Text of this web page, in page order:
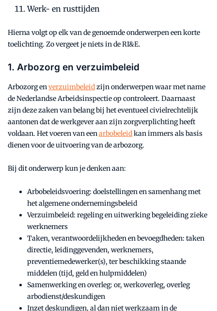
Werk- en rusttijden
Hierna volgt op elk van de genoemde onderwerpen een korte
toelichting. Zo vergeet je niets in de RI&E.
1. Arbozorg en verzuimbeleid
Arbozorg enverzuimbeleidzijn onderwerpen waar met name
de Nederlandse Arbeidsinspectie op controleert. Daarnaast
zijn deze zaken van belang bij het eventueel civielrechtelijk
aantonen dat de werkgever aan zijn zorgverplichting heeft
voldaan. Het voeren van eenarbobeleidkan immers als basis
dienen voor de uitvoering van de arbozorg.
Bij dit onderwerp kun je denken aan:
Arbobeleidsvoering: doelstellingen en samenhang met
het algemene ondernemingsbeleid
Verzuimbeleid: regeling en uitwerking begeleiding zieke
werknemers
Taken, verantwoordelijkheden en bevoegdheden: taken
directie, leidinggevenden, werknemers,
preventiemedewerker(s), ter beschikking staande
middelen (tijd, geld en hulpmiddelen)
Samenwerking en overleg: or, werkoverleg, overleg
arbodienst/deskundigen
Inzet deskundigen, al dan nietwerkzaam in de